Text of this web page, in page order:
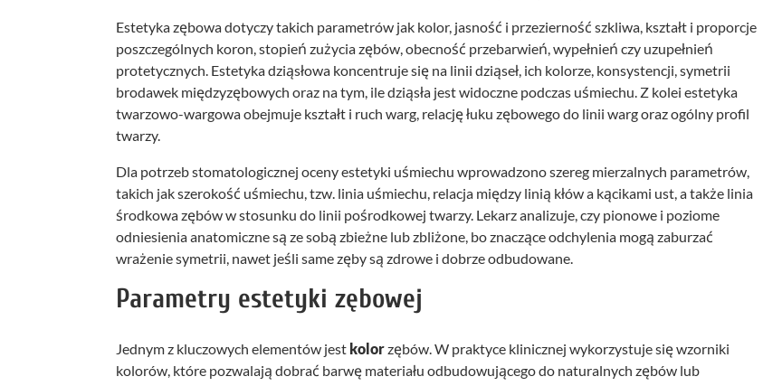
Estetyka zębowa dotyczy takich parametrów jak kolor, jasność i przezierność szkliwa, kształt i proporcje
poszczególnych koron, stopień zużycia zębów, obecność przebarwień, wypełnień czy uzupełnień
protetycznych. Estetyka dziąsłowa koncentruje się na linii dziąseł, ich kolorze, konsystencji, symetrii
brodawek międzyzębowych oraz na tym, ile dziąsła jest widoczne podczas uśmiechu. Z kolei estetyka
twarzowo-wargowa obejmuje kształt i ruch warg, relację łuku zębowego do linii warg oraz ogólny profil
twarzy.
Dla potrzeb stomatologicznej oceny estetyki uśmiechu wprowadzono szereg mierzalnych parametrów,
takich jak szerokość uśmiechu, tzw. linia uśmiechu, relacja między linią kłów a kącikami ust, a także linia
środkowa zębów w stosunku do linii pośrodkowej twarzy. Lekarz analizuje, czy pionowe i poziome
odniesienia anatomiczne są ze sobą zbieżne lub zbliżone, bo znaczące odchylenia mogą zaburzać
wrażenie symetrii, nawet jeśli same zęby są zdrowe i dobrze odbudowane.
Parametry estetyki zębowej
Jednym z kluczowych elementów jest kolorzębów. W praktyce klinicznej wykorzystuje się wzorniki
kolorów, które pozwalają dobrać barwę materiału odbudowującego do naturalnych zębów lub